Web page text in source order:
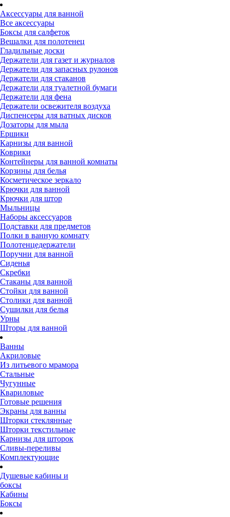
Аксессуары для ванной
Все аксессуары
Боксы для салфеток
Вешалки для полотенец
Гладильные доски
Держатели для газет и журналов
Держатели для запасных рулонов
Держатели для стаканов
Держатели для туалетной бумаги
Держатели для фена
Держатели освежителя воздуха
Диспенсеры для ватных дисков
Дозаторы для мыла
Ершики
Карнизы для ванной
Коврики
Контейнеры для ванной комнаты
Корзины для белья
Косметическое зеркало
Крючки для ванной
Крючки для штор
Мыльницы
Наборы аксессуаров
Подставки для предметов
Полки в ванную комнату
Полотенцедержатели
Поручни для ванной
Сиденья
Скребки
Стаканы для ванной
Стойки для ванной
Столики для ванной
Сушилки для белья
Урны
Шторы для ванной
Ванны
Акриловые
Из литьевого мрамора
Стальные
Чугунные
Квариловые
Готовые решения
Экраны для ванны
Шторки стеклянные
Шторки текстильные
Карнизы для шторок
Сливы-переливы
Комплектующие
Душевые кабины и
боксы
Кабины
Боксы